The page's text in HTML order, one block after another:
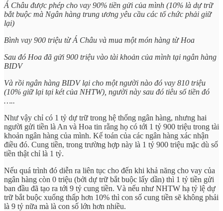
Á Châu được phép cho vay 90% tiền gửi của mình (10% là dự trữ
bắt buộc mà Ngân hàng trung ương yêu cầu các tổ chức phải giữ
lại)
Bình vay 900 triệu từ Á Châu và mua một món hàng từ Hoa
Sau đó Hoa đã gửi 900 triệu vào tài khoản của mình tại ngân hàng
BIDV
Và rồi ngân hàng BIDV lại cho một người nào đó vay 810 triệu
(10% giữ lại tại két của NHTW), người này sau đó tiêu số tiền đó
…..
Như vậy chỉ có 1 tỷ dự trữ trong hệ thống ngân hàng, nhưng hai
người gửi tiền là An và Hoa tin rằng họ có tới 1 tỷ 900 triệu trong tài
khoản ngân hàng của mình. Kế toán của các ngân hàng xác nhận
điều đó. Cung tiền, trong trường hợp này là 1 tỷ 900 triệu mặc dù số
tiền thật chỉ là 1 tỷ.
Nếu quá trình đó diễn ra liên tục cho đến khi khả năng cho vay của
ngân hàng còn 0 triệu (bởi dự trữ bắt buộc lấy dần) thì 1 tỷ tiền gửi
ban đầu đã tạo ra tới 9 tỷ cung tiền. Và nếu như NHTW hạ tỷ lệ dự
trữ bắt buộc xuống thấp hơn 10% thì con số cung tiền sẽ không phải
là 9 tỷ nữa mà là con số lớn hơn nhiều.